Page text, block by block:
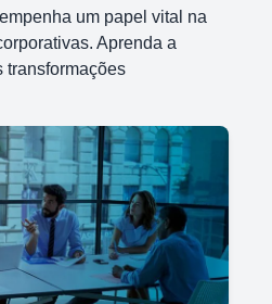
um papel vital na
Aprenda a
transformações